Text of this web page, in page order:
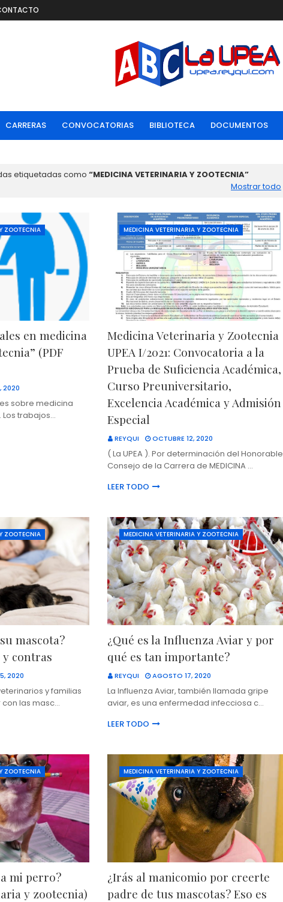
CARRERAS CONVOCATORIAS BIBLIOTECA DOCUMENTOS
etiquetadas como
MEDICINA VETERINARIA Y ZOOTECNIA
Mostrar todo
ZOOTECNIA
en medicina
(PDF
2020
sobre medicina
trabajos…
MEDICINA VETERINARIA Y ZOOTECNIA
Medicina Veterinaria y Zootecnia
UPEA I/2021: Convocatoria a la
Prueba de Suficiencia Académica,
Curso Preuniversitario,
Excelencia Académica y Admisión
Especial
REYQUI OCTUBRE 12, 2020
( La UPEA ). Por determinación del Honorable
Consejo de la Carrera de MEDICINA …
LEER TODO
ZOOTECNIA
mascota?
y contras
2020
y familias
las masc…
MEDICINA VETERINARIA Y ZOOTECNIA
¿Qué es la Influenza Aviar y por
qué es tan importante?
REYQUI AGOSTO 17, 2020
La Influenza Aviar, también llamada gripe
aviar, es una enfermedad infecciosa c…
LEER TODO
ZOOTECNIA
mi perro?
y zootecnia)
MEDICINA VETERINARIA Y ZOOTECNIA
¿Irás al manicomio por creerte
padre de tus mascotas? Eso es